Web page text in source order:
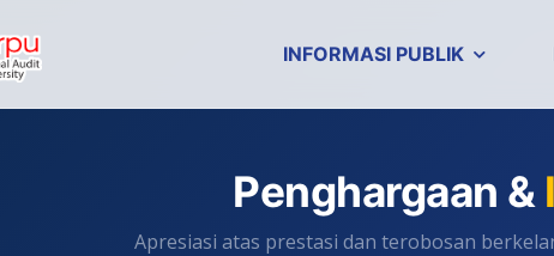
INFORMASI PUBLIK
Penghargaan &
Apresiasi atas prestasi dan terobosan